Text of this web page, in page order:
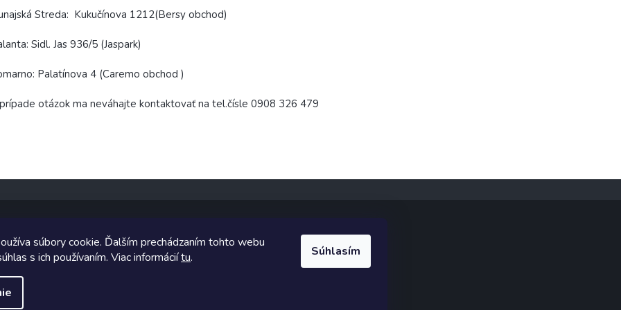
súbory cookie. Ďalším prechádzaním tohto webu
s ich používaním. Viac informáciítu. Súhlasím
Streda: Kukučínova 1212(Bersy obchod)
Sidl. Jas 936/5 (Jaspark)
Palatínova 4 (Caremo obchod )
otázok ma neváhajte kontaktovať na tel.čísle 0908 326 479
Copyright 2026TopUpParfémy. Všetky práva vyhradené.